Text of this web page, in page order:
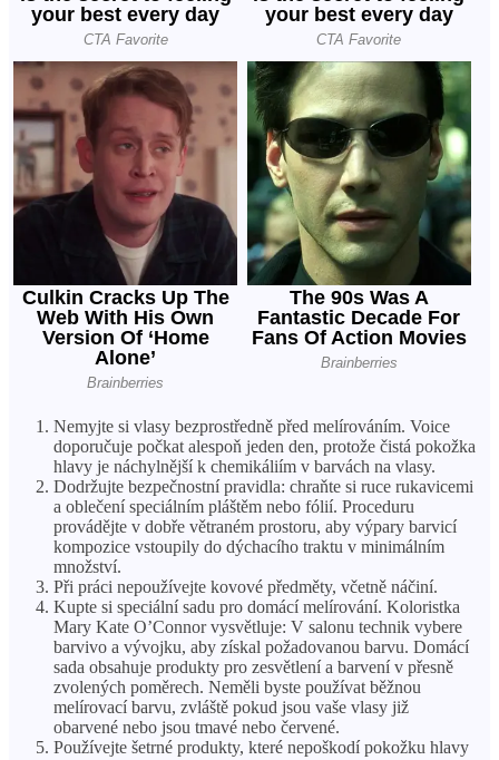
Nemyjte si vlasy bezprostředně před melírováním. Voice
doporučuje počkat alespoň jeden den, protože čistá pokožka
hlavy je náchylnější k chemikáliím v barvách na vlasy.
Dodržujte bezpečnostní pravidla: chraňte si ruce rukavicemi
a oblečení speciálním pláštěm nebo fólií. Proceduru
provádějte v dobře větraném prostoru, aby výpary barvicí
kompozice vstoupily do dýchacího traktu v minimálním
množství.
Při práci nepoužívejte kovové předměty, včetně náčiní.
Kupte si speciální sadu pro domácí melírování. Koloristka
Mary Kate O’Connor vysvětluje: V salonu technik vybere
barvivo a vývojku, aby získal požadovanou barvu. Domácí
sada obsahuje produkty pro zesvětlení a barvení v přesně
zvolených poměrech. Neměli byste používat běžnou
melírovací barvu, zvláště pokud jsou vaše vlasy již
obarvené nebo jsou tmavé nebo červené.
Používejte šetrné produkty, které nepoškodí pokožku hlavy